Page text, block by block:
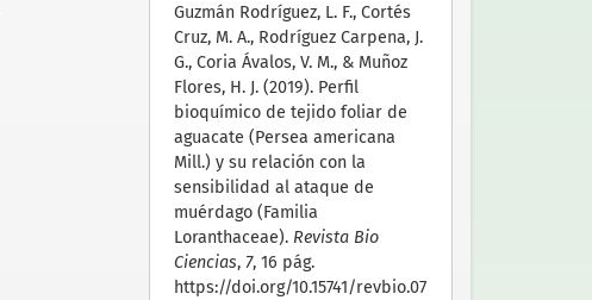
Guzmán Rodríguez, L. F., Cortés
Cruz, M. A., Rodríguez Carpena, J.
G., Coria Ávalos, V. M., & Muñoz
Flores, H. J. (2019). Perfil
bioquímico de tejido foliar de
aguacate (Persea americana
Mill.) y su relación con la
sensibilidad al ataque de
muérdago (Familia
Loranthaceae). Revista Bio
Ciencias, 7, 16 pág.
https://doi.org/10.15741/revbio.07